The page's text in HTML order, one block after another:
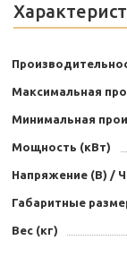
Максимальная
Минимальная
Мощность (кВт)
Напряжение (В) /
Габаритные
Вес (кг)